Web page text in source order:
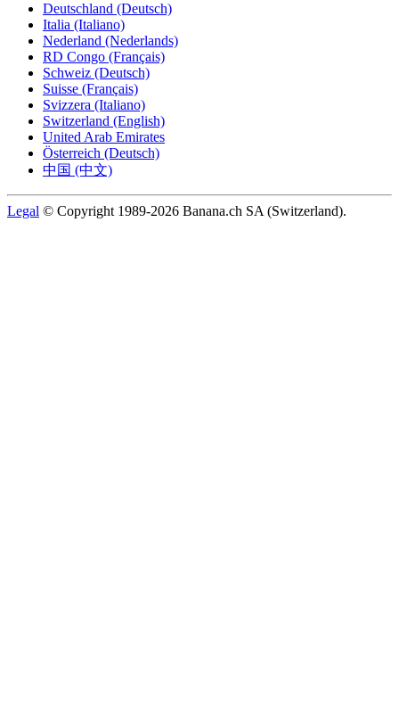
Deutschland (Deutsch)
Italia (Italiano)
Nederland (Nederlands)
RD Congo (Français)
Schweiz (Deutsch)
Suisse (Français)
Svizzera (Italiano)
Switzerland (English)
United Arab Emirates
Österreich (Deutsch)
中国 (中文)
Legal © Copyright 1989-2026 Banana.ch SA (Switzerland).